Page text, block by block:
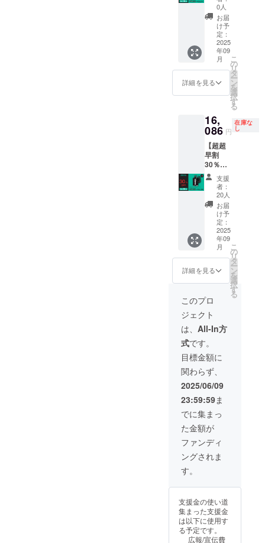
了承く
ださ
い。 ※
皆様の
ご支援
により
量産効
上した
場合、
が販売
予定価
格より
下がる
可能性
もござ
いま
す。 ※
ご注文
状況、
使用部
材の供
給状
況、製
造工程
合等に
より出
が遅れ
る場合
があり
ます。
場合
は、
メッ
セージ
にて実
行者に
直接お
問い合
わせく
ン・仕
様は変
更にな
る可能
性もご
ざいま
す。ご
了承く
ださ
い。 ※
皆様の
ご支援
により
量産効
率が向
場合、
正規販
が販売
予定価
格より
下がる
もござ
いま
す。 ※
ご注文
状況、
使用部
材の供
給状
況、製
造工程
上の都
合等に
より出
る場合
があり
ます。
-----------
-----------
各カ
ラーを
お選び
下さい
適格請
求書発
行事業
（適格
請求書
発行事
業者登
録番号
の記載
のある
インボ
イスが
必要な
場合
は、
メッ
セージ
にて実
行者に
直接お
ださ
デザイ
ン・仕
様は変
更にな
る可能
性もご
ざいま
す。ご
ださ
い。 ※
皆様の
ご支援
により
量産効
率が向
正規販
売価格
が販売
予定価
格より
下がる
Shower
Tank×
２ -------
-----------
------ 一
般販売
価格
【￥45,
960】
(税込)
↓↓↓
086
OFF!!!
】 ↓↓↓
セット
割
【￥29,
874】
(税込) --
-----------
-----------
各カ
ラーを
お選び
下さい
適格請
求書発
行事業
あり
（適格
請求書
発行事
業者登
録番号
の記載
のある
インボ
イスが
必要な
場合
は、
メッ
セージ
にて実
行者に
直接お
ださ
い） ※
デザイ
ン・仕
様は変
更にな
0人
お届
け予
定：
2025
年09
月
詳細を見る
こ
の
リ
タ
ー
ン
を
選
択
す
る
16,
086 円
在庫な
し
【超超
早割
30％OF
F！限定
20個】
Shower
Tank×
１ -------
-----------
------ 一
般販売
価格
【￥22,
980】
(税込)
↓↓↓
【￥6,8
94
OFF!!!
】 ↓↓↓
超超早
割
【￥16,
086】
(税込) --
-----------
-----------
各カ
ラーを
お選び
下さい
適格請
求書発
行事業
あり
請求書
発行事
業者登
録番号
支援
者：
20人
お届
け予
定：
2025
年09
月
詳細を見る
こ
の
リ
タ
ー
ン
を
選
択
す
る
このプロ
ジェクト
は、 All-In方
式です。
目標金額に
関わらず、
2025/06/09
23:59:59ま
でに集まっ
た金額が
ファンディ
ングされま
す。
支援金の使い道
集まった支援金
は以下に使用す
る予定です。
広報/宣伝費